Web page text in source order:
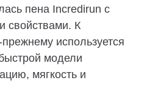
пена Incredirun с
свойствами. К
используется
модели
мягкость и